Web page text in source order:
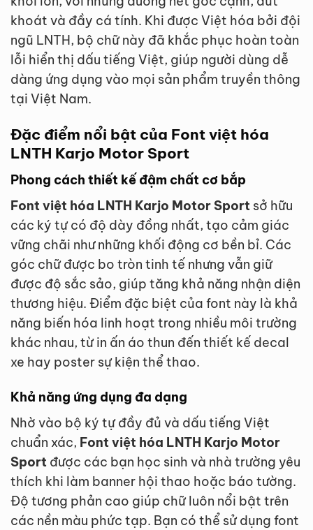
khoát và đầy cá tính. Khi được Việt hóa bởi đội
ngũ LNTH, bộ chữ này đã khắc phục hoàn toàn
lỗi hiển thị dấu tiếng Việt, giúp người dùng dễ
dàng ứng dụng vào mọi sản phẩm truyền thông
tại Việt Nam.
Đặc điểm nổi bật của Font việt hóa
LNTH Karjo Motor Sport
Phong cách thiết kế đậm chất cơ bắp
Font việt hóa LNTH Karjo Motor Sport sở hữu
các ký tự có độ dày đồng nhất, tạo cảm giác
vững chãi như những khối động cơ bền bỉ. Các
góc chữ được bo tròn tinh tế nhưng vẫn giữ
được độ sắc sảo, giúp tăng khả năng nhận diện
thương hiệu. Điểm đặc biệt của font này là khả
năng biến hóa linh hoạt trong nhiều môi trường
khác nhau, từ in ấn áo thun đến thiết kế decal
xe hay poster sự kiện thể thao.
Khả năng ứng dụng đa dạng
Nhờ vào bộ ký tự đầy đủ và dấu tiếng Việt
chuẩn xác, Font việt hóa LNTH Karjo Motor
Sport được các bạn học sinh và nhà trường yêu
thích khi làm banner hội thao hoặc báo tường.
Độ tương phản cao giúp chữ luôn nổi bật trên
các nền màu phức tạp. Bạn có thể sử dụng font